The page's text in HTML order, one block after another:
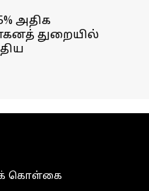
அதிக
துறையில்
கொள்கை